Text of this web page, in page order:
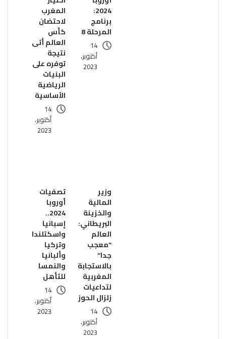
2024:
برنامج
المرحلة 8
14
أكتوبر،
2023
المغرب
لاحتضان
كأس
العالم أتى
نتيجة
توفره على
البنيات
الرياضية
الأساسية
14
أكتوبر،
2023
وزير
المالية
والخزينة
البريطاني:
العالم
“معجب
جدا”
بالاستجابة
المغربية
لتداعيات
زلزال الحوز
14
أكتوبر،
2023
تصفيات
أوروبا
2024..
إسبانيا
واسكتلندا
وتركيا
وألبانيا
والنمسا
للتأهل
14
أكتوبر،
2023